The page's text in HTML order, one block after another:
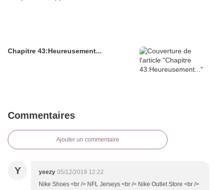
Chapitre 43:Heureusement...
Commentaires
Ajouter un commentaire
Y yeezy 05/12/2019 12:22
Nike Shoes <br /> NFL Jerseys <br /> Nike Outlet Store <br />